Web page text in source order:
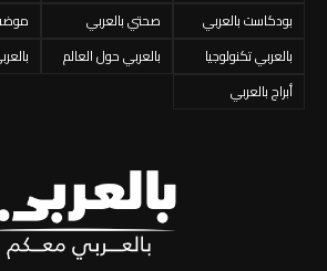
بودكاست بالعربي
صحتي بالعربي
بالعربي تكنولوجيا
بالعربي حول العالم
أبراج بالعربي